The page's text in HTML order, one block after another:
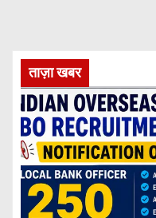
ताज़ा खबर